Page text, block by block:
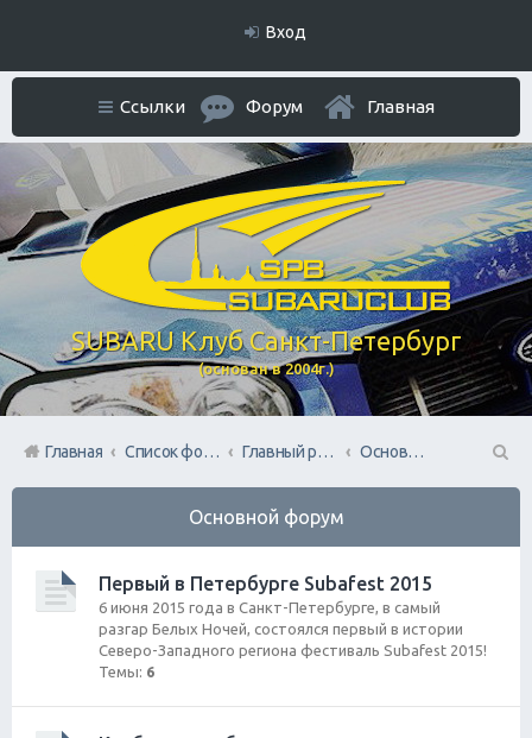
Вход
SUBARU Клуб Санкт-Петербург
(основан в 2004г.)
Ссылки Форум Главная
Главная Список форумов Главный раздел
Основной форум
П
Основной форум
Первый в Петербурге Subafest 2015
6 июня 2015 года в Санкт-Петербурге, в самый
разгар Белых Ночей, состоялся первый в истории
Северо-Западного региона фестиваль Subafest 2015!
Темы: 6